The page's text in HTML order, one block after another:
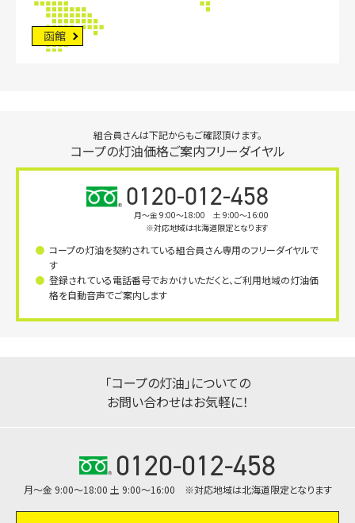
函館
組合員さんは下記からもご確認頂けます。
コープの灯油価格ご案内フリーダイヤル
0120-012-458
月〜金 9:00～18:00 土 9:00～16:00
※対応地域は北海道限定となります
コープの灯油を契約されている組合員さん専用のフリーダイヤルで
す
登録されている電話番号でおかけいただくと、ご利用地域の灯油価
格を自動音声でご案内します
「コープの灯油」についての
お問い合わせはお気軽に！
0120-012-458
月～金 9:00～18:00 土 9:00～16:00 ※対応地域は北海道限定となります